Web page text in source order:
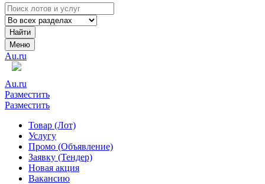
Найти
Меню
Au.ru
Au.ru
Разместить
Разместить
Товар (Лот)
Услугу
Промо (Объявление)
Заявку (Тендер)
Новая акция
Вакансию